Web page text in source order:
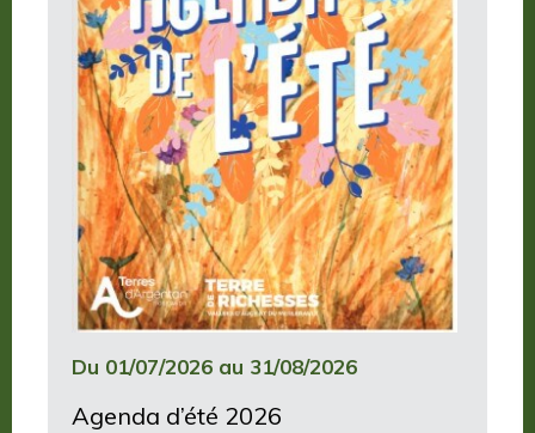
Du 01/07/2026 au 31/08/2026
Agenda d’été 2026